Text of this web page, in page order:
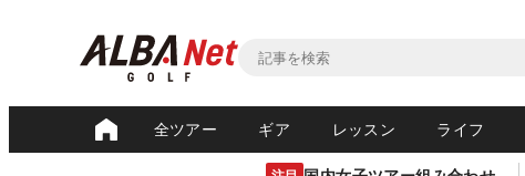
全ツアー ギア レッスン ライフ